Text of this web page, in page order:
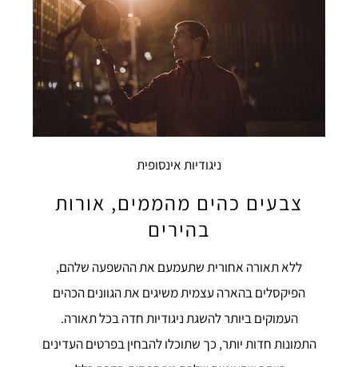
ניגודיות אינסופית
צבעים כהים מהממים, אורות
בהירים
ללא תאורה אחורית שתעמעם את ההשפעה שלהם,
הפיקסלים בהארה עצמית משיגים את הגוונים הכהים
העמוקים ביותר להשגת ניגודיות חדה בכל תאורה.
התמונות חדות יותר, כך שתוכלו להבחין בפרטים העדינים